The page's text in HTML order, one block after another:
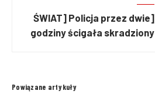
[ŚWIAT] Policja przez dwie
godziny ścigała skradziony
Powiązane artykuły